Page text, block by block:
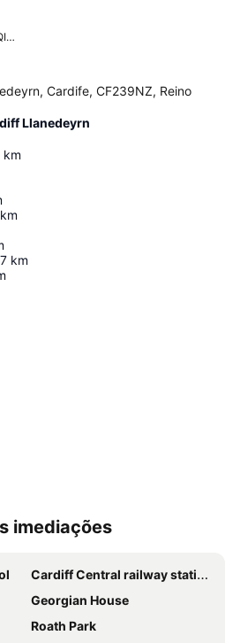
Ideal para a comunidade LGBTQIA+
Cardife, CF239NZ, Reino
Llanedeyrn
km
km
km
imediações
Cardiff Central railway station
Georgian House
Roath Park